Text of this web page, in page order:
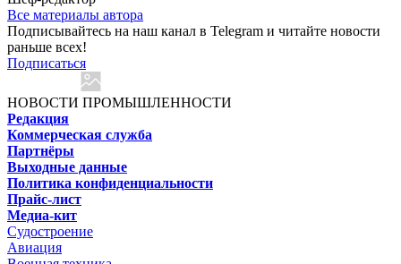
Все материалы автора
Подписывайтесь на наш канал в Telegram и читайте новости
раньше всех!
Подписаться
НОВОСТИ ПРОМЫШЛЕННОСТИ
Редакция
Коммерческая служба
Партнёры
Выходные данные
Политика конфиденциальности
Прайс-лист
Медиа-кит
Судостроение
Авиация